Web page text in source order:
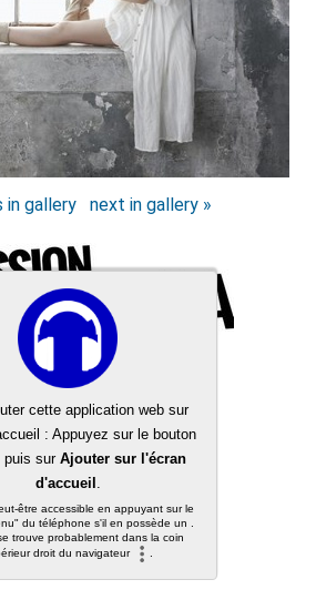
in gallery next in gallery »
Back to top